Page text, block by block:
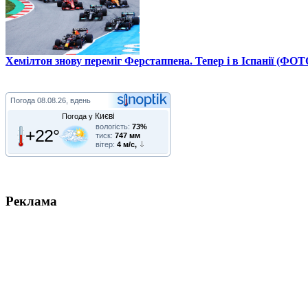
Хемілтон знову переміг Ферстаппена. Тепер і в Іспанії
Погода 08.08.26, вдень
Погода у Києві
+22° вологість: 73%
тиск: 747 мм
вітер: 4 м/с,
Реклама